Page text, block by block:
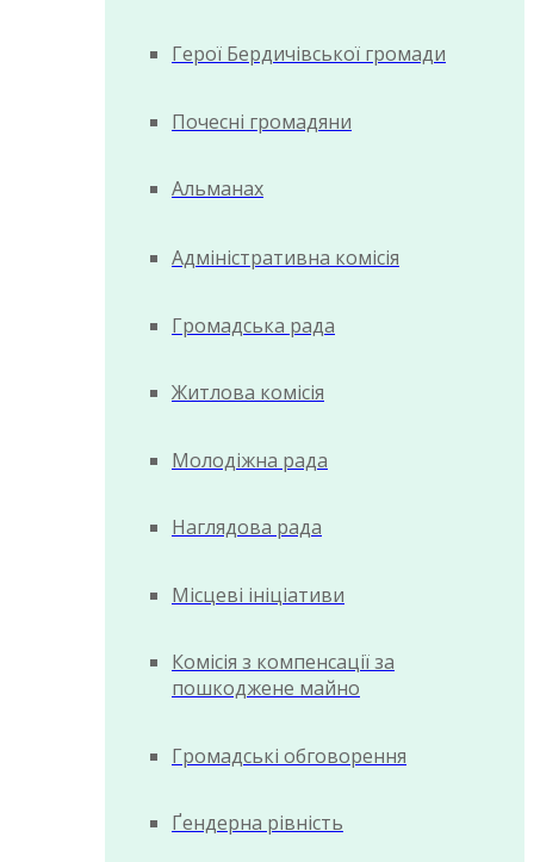
Герої Бердичівської громади
Почесні громадяни
Альманах
Адміністративна комісія
Громадська рада
Житлова комісія
Молодіжна рада
Наглядова рада
Місцеві ініціативи
Комісія з компенсації за
пошкоджене майно
Громадські обговорення
Ґендерна рівність